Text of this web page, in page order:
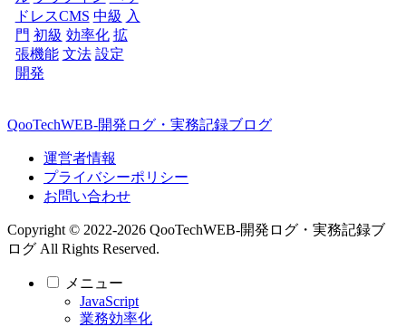
ドレスCMS 中級 入
門 初級 効率化 拡
張機能 文法 設定
開発
QooTechWEB-開発ログ・実務記録ブログ
運営者情報
プライバシーポリシー
お問い合わせ
Copyright © 2022-2026 QooTechWEB-開発ログ・実務記録ブ
ログ All Rights Reserved.
メニュー
JavaScript
業務効率化